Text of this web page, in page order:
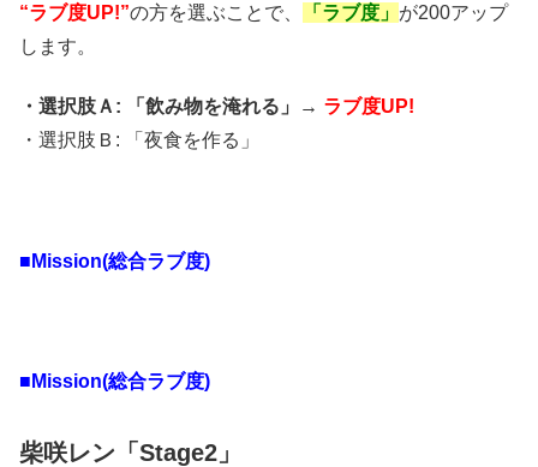
“ラブ度UP!”の方を選ぶことで、 「ラブ度」 が200アップ
します。
・選択肢Ａ: 「飲み物を淹れる」→ ラブ度UP!
・選択肢Ｂ: 「夜食を作る」
■Mission(総合ラブ度)
■Mission(総合ラブ度)
柴咲レン「Stage2」